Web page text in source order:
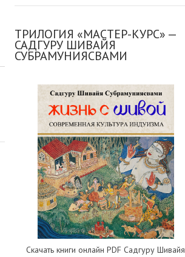
ТРИЛОГИЯ «МАСТЕР-КУРС» —
САДГУРУ ШИВАЙЯ
СУБРАМУНИЯСВАМИ
Скачать книги онлайн PDF Садгуру Шивайя